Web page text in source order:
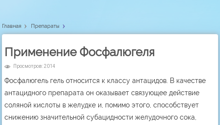
Главная Препараты
Применение Фосфалюгеля
Просмотров: 2014
Фосфалюгель гель относится к классу антацидов. В качестве
антацидного препарата он оказывает связующее действие
соляной кислоты в желудке и, помимо этого, способствует
снижению значительной субацидности желудочного сока,